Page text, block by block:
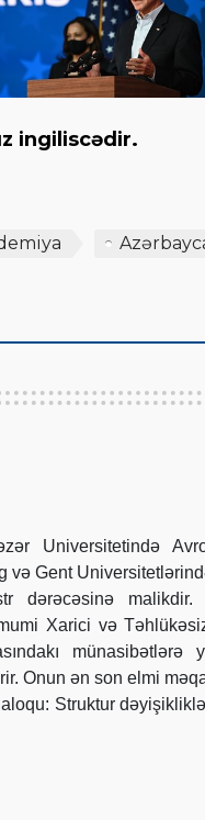
ingiliscədir.
Universitetində
və Gent
dərəcəsinə
Xarici və
Onun ən son elmi
Struktur